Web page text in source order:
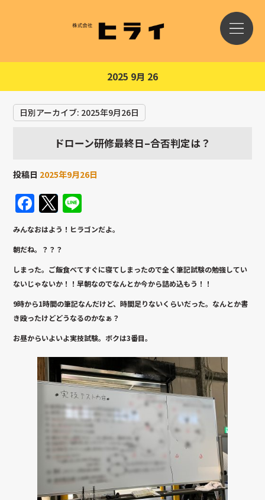
2025 9月 26
日別アーカイブ: 2025年9月26日
ドローン研修最終日–合否判定は？
投稿日 2025年9月26日
Facebook
Twitter
みんなおはよう！ヒラゴンだよ。
朝だね。？？？
しまった。ご飯食べてすぐに寝てしまったので全く筆記試験の勉強してい
ないじゃないか！！早朝なのでなんとか今から詰め込もう！！
9時から1時間の筆記なんだけど、時間足りないくらいだった。なんとか書
き殴ったけどどうなるのかなぁ？
お昼からいよいよ実技試験。ボクは3番目。